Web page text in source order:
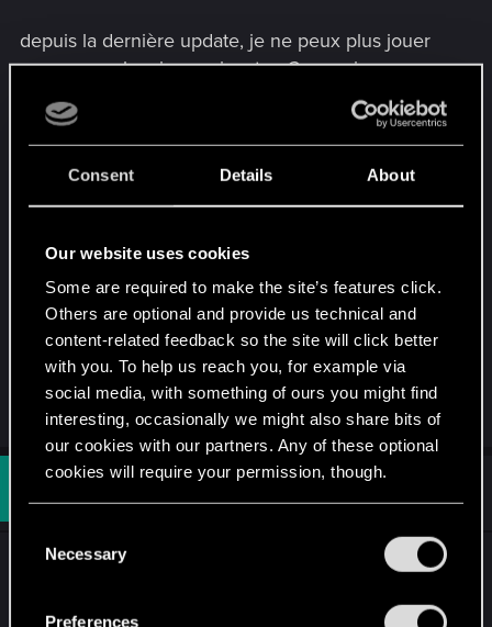
Consent Details About
Our website uses cookies
Some are required to make the site’s features click.
Others are optional and provide us technical and
content-related feedback so the site will click better
with you. To help us reach you, for example via
social media, with something of ours you might find
interesting, occasionally we might also share bits of
our cookies with our partners. Any of these optional
cookies will require your permission, though.
and tweak your preferences regarding them in the
Necessary
Preferences
depuis la dernière update, je ne peux plus jouer
sur pc pour la raison suivante : Connexion
impossible vérifier votre réseau. J'ai réinstallé le
jeu plusieurs fois , de même pour Gog. Essayer
avec l'update précédente.
Rien ne marche , je suis en fibre , j'ai essayé avec
ma connexion 4G aussi ....
pourtant.
Merci d'avance et bon jeu !
Maj : Problème résolue avec la maj d’aujourd’hui
Last edited:May 5, 2020
May 5, 2020
Bonjour à tous,
Je me suis remis à Gwent depuis 2 mois